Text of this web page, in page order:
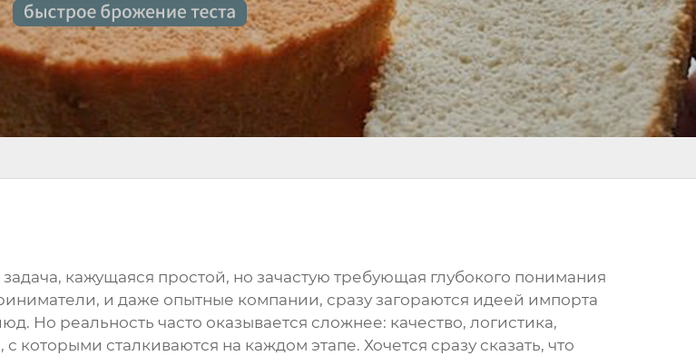
задача, кажущаяся простой, но зачастую требующая глубокого понимания
и даже опытные компании, сразу загораются идеей импорта
Но реальность часто оказывается сложнее: качество, логистика,
сталкиваются на каждом этапе. Хочется сразу сказать, что